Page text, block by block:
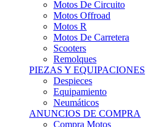
Motos R
Motos De Carretera
Scooters
Remolques
PIEZAS Y EQUIPACIONES
Despieces
Equipamiento
Neumáticos
ANUNCIOS DE COMPRA
Compra Motos
Compra Piezas